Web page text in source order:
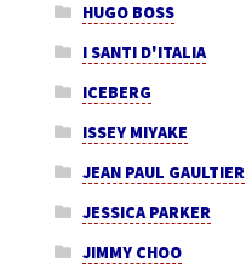
HUGO BOSS
I SANTI D'ITALIA
ICEBERG
ISSEY MIYAKE
JEAN PAUL GAULTIER
JESSICA PARKER
JIMMY CHOO